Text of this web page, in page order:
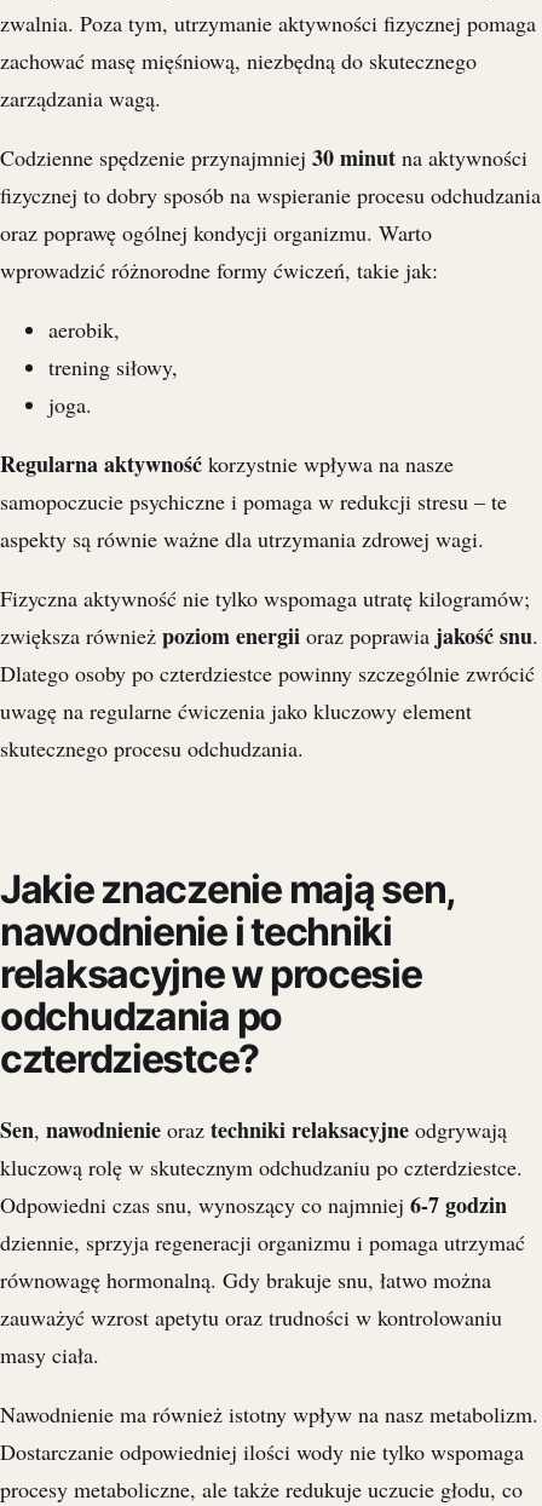
zwalnia. Poza tym, utrzymanie aktywności fizycznej pomaga
zachować masę mięśniową, niezbędną do skutecznego
zarządzania wagą.
Codzienne spędzenie przynajmniej 30 minut na aktywności
fizycznej to dobry sposób na wspieranie procesu odchudzania
oraz poprawę ogólnej kondycji organizmu. Warto
wprowadzić różnorodne formy ćwiczeń, takie jak:
aerobik,
trening siłowy,
joga.
Regularna aktywność korzystnie wpływa na nasze
samopoczucie psychiczne i pomaga w redukcji stresu – te
aspekty są równie ważne dla utrzymania zdrowej wagi.
Fizyczna aktywność nie tylko wspomaga utratę kilogramów;
zwiększa również poziom energii oraz poprawia jakość snu.
Dlatego osoby po czterdziestce powinny szczególnie zwrócić
uwagę na regularne ćwiczenia jako kluczowy element
skutecznego procesu odchudzania.
Jakie znaczenie mają sen,
nawodnienie i techniki
relaksacyjne w procesie
odchudzania po
czterdziestce?
Sen, nawodnienie oraz techniki relaksacyjne odgrywają
kluczową rolę w skutecznym odchudzaniu po czterdziestce.
Odpowiedni czas snu, wynoszący co najmniej 6-7 godzin
dziennie, sprzyja regeneracji organizmu i pomaga utrzymać
równowagę hormonalną. Gdy brakuje snu, łatwo można
zauważyć wzrost apetytu oraz trudności w kontrolowaniu
masy ciała.
Nawodnienie ma również istotny wpływ na nasz metabolizm.
Dostarczanie odpowiedniej ilości wody nie tylko wspomaga
procesy metaboliczne, ale także redukuje uczucie głodu, co